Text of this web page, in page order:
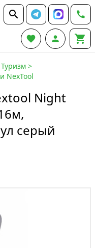
 
  
Туризм >
NexTool
Night
серый